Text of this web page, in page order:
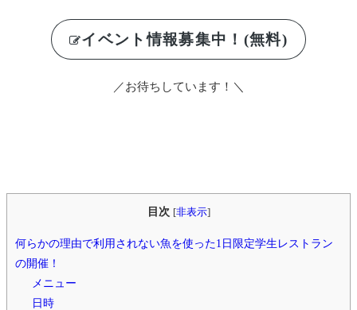
イベント情報募集中！(無料)
／お待ちしています！＼
目次 [非表示]
何らかの理由で利用されない魚を使った1日限定学生レストラン
の開催！
メニュー
日時